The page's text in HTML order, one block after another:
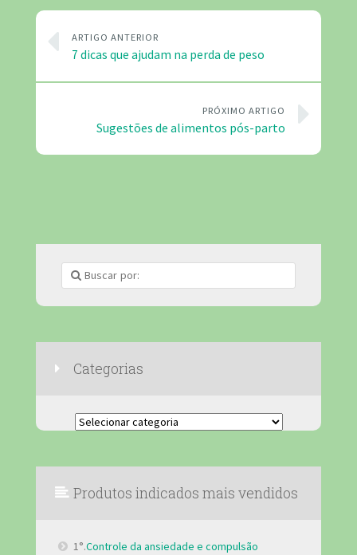
ARTIGO ANTERIOR
7 dicas que ajudam na perda de peso
PRÓXIMO ARTIGO
Sugestões de alimentos pós-parto
Categorias
Categorias
Produtos indicados mais vendidos
1°.Controle da ansiedade e compulsão